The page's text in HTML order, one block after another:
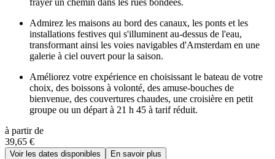
Admirez les maisons au bord des canaux, les ponts et les
installations festives qui s'illuminent au-dessus de l'eau,
transformant ainsi les voies navigables d'Amsterdam en une
galerie à ciel ouvert pour la saison.
Améliorez votre expérience en choisissant le bateau de votre
choix, des boissons à volonté, des amuse-bouches de
bienvenue, des couvertures chaudes, une croisière en petit
groupe ou un départ à 21 h 45 à tarif réduit.
à partir de
39,65 €
Voir les dates disponibles En savoir plus